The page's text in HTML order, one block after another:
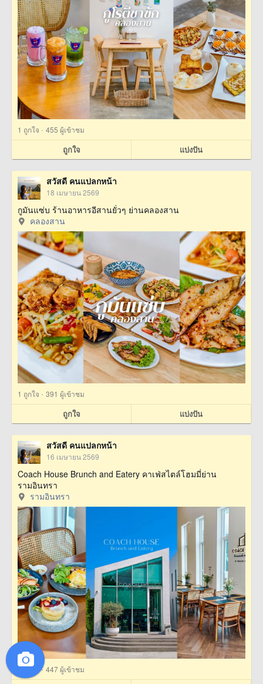
1 ถูกใจ · 455 ผู้เข้าชม
ถูกใจ แบ่งปัน
สวัสดี คนแปลกหน้า
18 เมษายน 2569
กูมันแซ่บ ร้านอาหารอีสานยั่วๆ ย่านคลองสาน
คลองสาน
1 ถูกใจ · 391 ผู้เข้าชม
ถูกใจ แบ่งปัน
สวัสดี คนแปลกหน้า
16 เมษายน 2569
Coach House Brunch and Eatery คาเฟ่สไตล์โฮมมี่ย่าน
รามอินทรา
รามอินทรา
1ถูกใจ·447 ผู้เข้าชม